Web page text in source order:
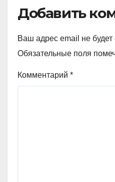
Добавить
Ваш адрес email не будет
Обязательные поля
Комментарий *